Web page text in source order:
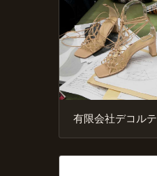
有限会社デコルテ